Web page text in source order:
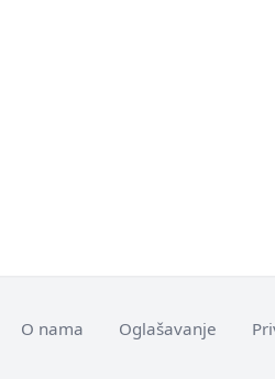
O nama Oglašavanje